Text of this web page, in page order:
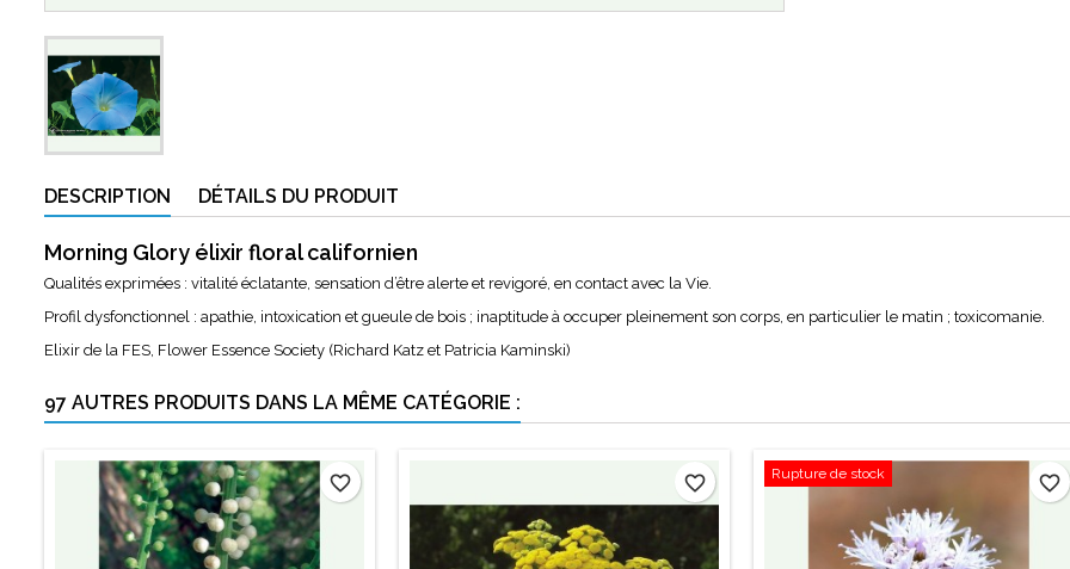
DESCRIPTION DÉTAILS DU PRODUIT
Morning Glory élixir floral californien
Qualités exprimées : vitalité éclatante, sensation d’être alerte et revigoré, en contact avec la Vie.
Profil dysfonctionnel : apathie, intoxication et gueule de bois ; inaptitude à occuper pleinement son corps, en particulier le matin ; toxicomanie.
Elixir de la FES, Flower Essence Society (Richard Katz et Patricia Kaminski)
97 AUTRES PRODUITS DANS LA MÊME CATÉGORIE :
favorite_border favorite_border Rupture de stock favorite_border